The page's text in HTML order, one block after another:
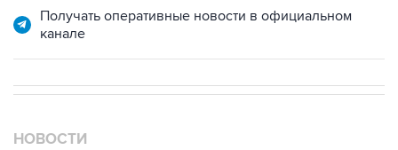
Получать оперативные новости в официальном
канале
НОВОСТИ